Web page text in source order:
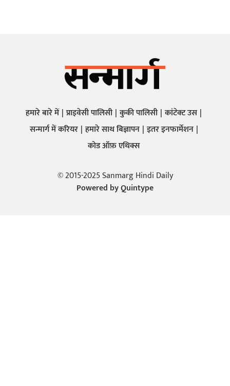
हमारे बारे में प्राइवेसी पालिसी कुकी पालिसी कांटेक्ट उस
सन्मार्ग में करियर हमारे साथ बिज्ञापन इतर इनफार्मेशन
कोड ऑफ़ एथिक्स
© 2015-2025 Sanmarg Hindi Daily
Powered byQuintype